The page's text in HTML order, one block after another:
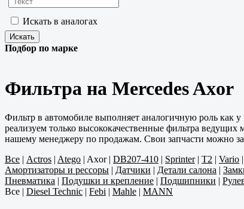
Искать в аналогах
Подбор по марке
Фильтра на Mercedes Axor
Фильтр в автомобиле выполняет аналогичную роль как у
реализуем только высококачественные фильтра
нашему менеджеру по продажам. Свои запчасти можно
Все | Actros | Atego | Axor| DB207-410 | Sprinter| T2 | Vario |
Амортизаторы и рессоры | Датчики | Детали салона |
Пневматика | Подушки и крепление | Подшипники |
Все | Diesel Technic | Febi | Mahle | MANN